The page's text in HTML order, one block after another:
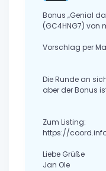
Bonus „Genial
(GC4HNG7) von
Vorschlag per
Die Runde an
aber der Bonus
Zum Listing:
https://
Liebe Grüße
Jan Ole